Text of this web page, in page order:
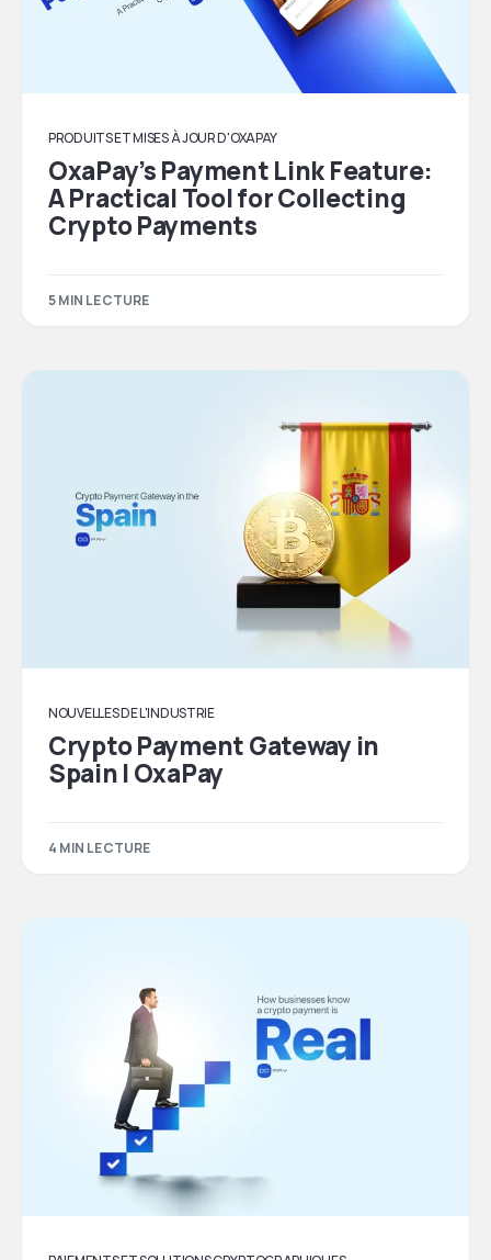
PRODUITS ET MISES À JOUR D'OXAPAY
OxaPay’s Payment Link Feature:
A Practical Tool for Collecting
Crypto Payments
5 MIN LECTURE
NOUVELLES DE L'INDUSTRIE
Crypto Payment Gateway in
Spain | OxaPay
4 MIN LECTURE